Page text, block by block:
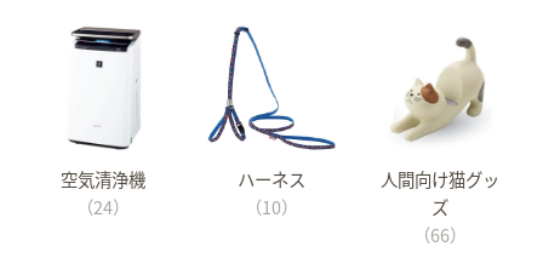
空気清浄機
（24）
ハーネス
（10）
人間向け猫グッ
ズ
（66）